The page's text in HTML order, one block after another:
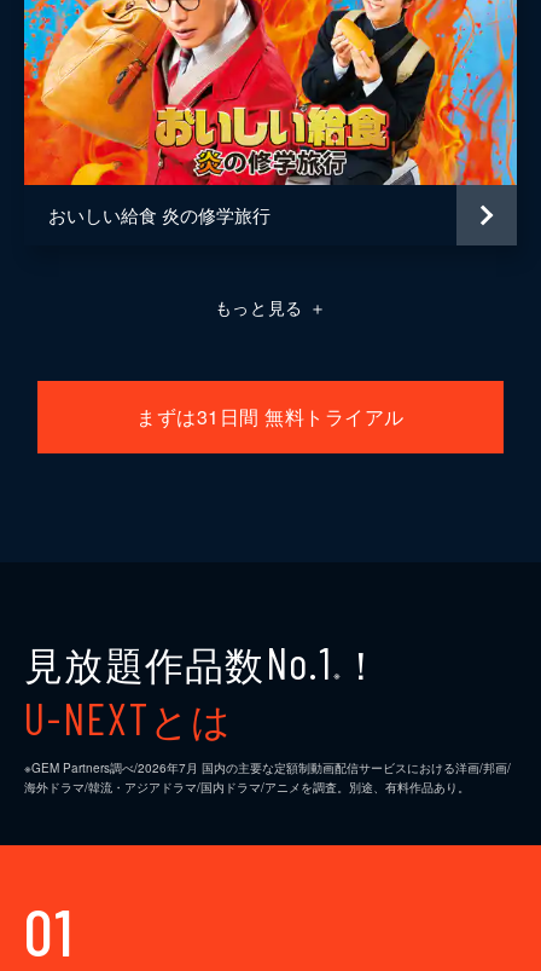
おいしい給食 炎の修学旅行
もっと見る ＋
まずは31日間 無料トライアル
見放題作品数No.1 ※ ！
U-NEXTとは
※GEM Partners調べ/2026年7⽉ 国内の主要な定額制動画配信サービスにおける洋画/邦画/
海外ドラマ/韓流・アジアドラマ/国内ドラマ/アニメを調査。別途、有料作品あり。
01